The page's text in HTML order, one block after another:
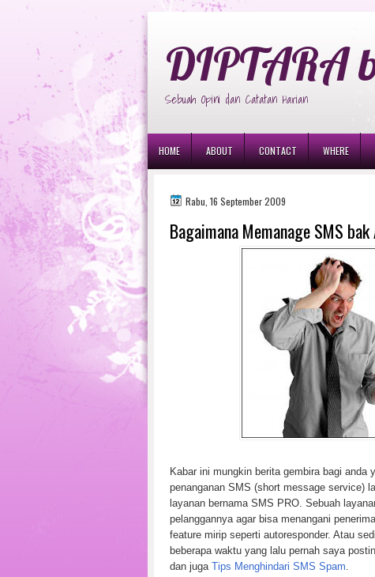
DIPTARA
Sebuah Opini dan Catatan Harian
HOME ABOUT CONTACT WHERE
Rabu, 16 September 2009
Bagaimana Memanage SMS
Kabar ini mungkin berita gembira bagi anda
penanganan SMS (short message service)
layanan bernama SMS PRO. Sebuah
pelanggannya agar bisa menangani
feature mirip seperti autoresponder. Atau
beberapa waktu yang lalu pernah saya
dan juga Tips Menghindari SMS Spam